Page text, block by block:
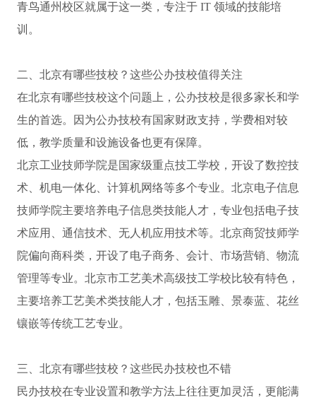
青鸟通州校区就属于这一类，专注于 IT 领域的技能培
训。
二、北京有哪些技校？这些公办技校值得关注
在北京有哪些技校这个问题上，公办技校是很多家长和学
生的首选。因为公办技校有国家财政支持，学费相对较
低，教学质量和设施设备也更有保障。
北京工业技师学院是国家级重点技工学校，开设了数控技
术、机电一体化、计算机网络等多个专业。北京电子信息
技师学院主要培养电子信息类技能人才，专业包括电子技
术应用、通信技术、无人机应用技术等。北京商贸技师学
院偏向商科类，开设了电子商务、会计、市场营销、物流
管理等专业。北京市工艺美术高级技工学校比较有特色，
主要培养工艺美术类技能人才，包括玉雕、景泰蓝、花丝
镶嵌等传统工艺专业。
三、北京有哪些技校？这些民办技校也不错
民办技校在专业设置和教学方法上往往更加灵活，更能满